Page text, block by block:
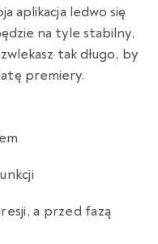
aplikacja ledwo się
na tyle stabilny,
tak długo, by
premiery.
a przed fazą